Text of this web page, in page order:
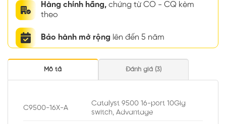
Hàng chính hãng, chứng từ CO - CQ kèm
theo
Bảo hành mở rộng lên đến 5 năm
Mô tả Đánh giá (3)
C9500-16X-A
Catalyst 9500 16-port 10Gig
switch, Advantage